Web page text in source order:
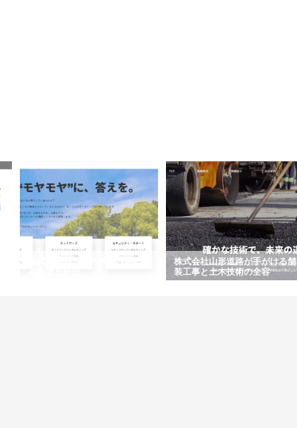
株式会社ＣＳＡの事業内容と強
株式会社山形道路が手がける舗
装工事と土木技術の全容